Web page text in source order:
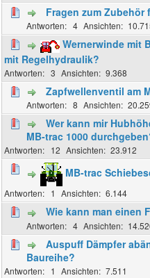
Fragen zum Zubehör
4
Wernerwinde mit
mit Regelhydraulik?
3 9.368
Zapfwellenventil am
8
Wer kann mir
MB-trac 1000
12 23.912
MB-trac
1 6.144
Wie kann man einen
4
Auspuff Dämpfer
Baureihe?
1 7.511